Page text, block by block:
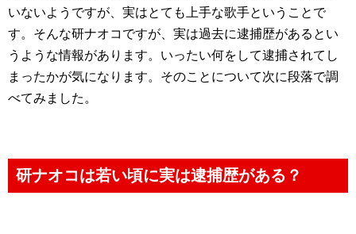
いないようですが、実はとても上手な歌手ということで
す。そんな研ナオコですが、実は過去に逮捕歴があるとい
うような情報があります。いったい何をして逮捕されてし
まったかが気になります。そのことについて次に段落で調
べてみました。
研ナオコは若い頃に実は逮捕歴がある？